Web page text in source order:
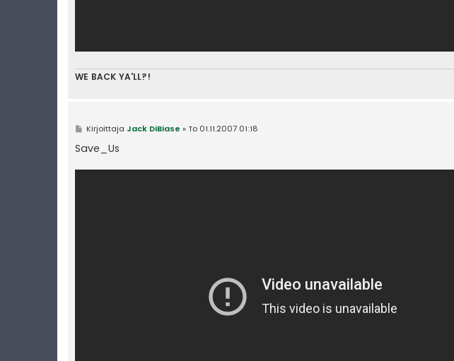
WE BACK YA'LL?!
V
e
s
Kirjoittaja Jack DiBiase » To 01.11.2007 01:18
Save_Us